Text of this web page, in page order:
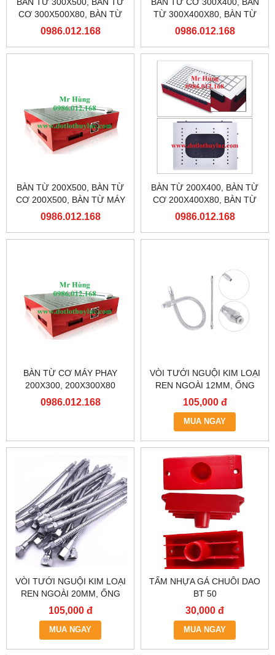
BÀN TỪ 300X500, BÀN TỪ
CƠ 300X500X80, BÀN TỪ
MÁY PHAY
0986.012.168
BÀN TỪ CƠ 300X400, BÀN
TỪ 300X400X80, BÀN TỪ
MÁY PHAY
0986.012.168
BÀN TỪ 200X500, BÀN TỪ
CƠ 200X500, BÀN TỪ MÁY
PHAY
0986.012.168
BÀN TỪ 200X400, BÀN TỪ
CƠ 200X400X80, BÀN TỪ
MÁY PHAY
0986.012.168
BÀN TỪ CƠ MÁY PHAY
200X300, 200X300X80
0986.012.168
VÒI TƯỚI NGUỘI KIM LOẠI
REN NGOÀI 12MM, ỐNG
PHUN NƯỚC LÀM MÁT
BẰNG KIM LOẠI REN NGOÀI
1/4 INCH
105,000 đ
MUA NGAY
VÒI TƯỚI NGUỘI KIM LOẠI
REN NGOÀI 20MM, ỐNG
TƯỚI NƯỚC LÀM MÁT 1/2
INCH, VÒI PHUN DUNG
DỊCH TRƠN NGUỘI, MÁY
TIỆN, PHAY.
105,000 đ
MUA NGAY
TẤM NHỰA GÁ CHUÔI DAO
BT 50
30,000 đ
MUA NGAY